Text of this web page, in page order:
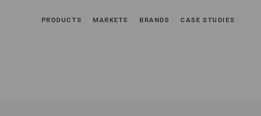
PRODUCTS MARKETS BRANDS CASE STUDIES